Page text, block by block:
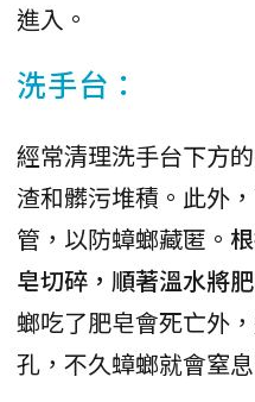
進入。
洗手台：
經常清理洗手台下方
渣和髒污堆積。此外
管，以防蟑螂藏匿。
皂切碎，順著溫水將
螂吃了肥皂會死亡外
孔，不久蟑螂就會窒息